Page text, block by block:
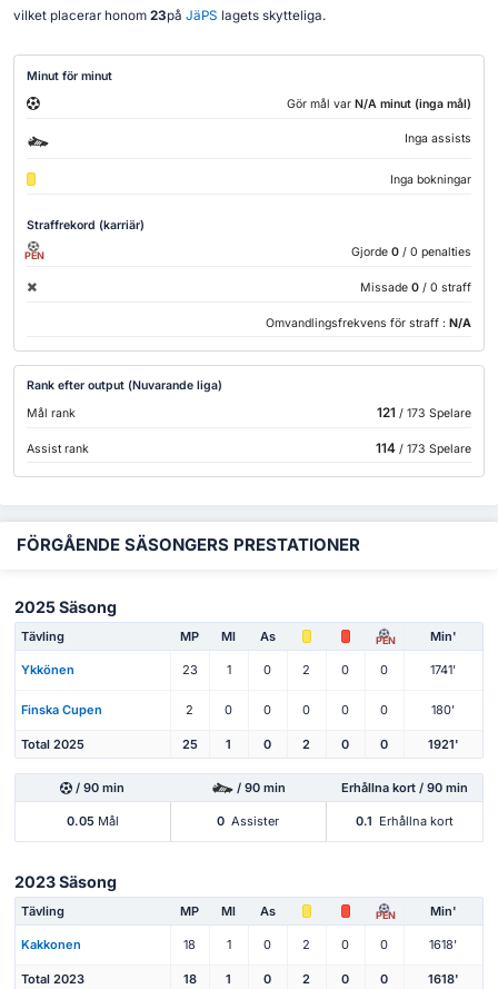
vilket placerar honom 23på JäPS lagets skytteliga.
Minut för minut
Gör mål var N/A minut (inga mål)
Inga assists
Inga bokningar
Straffrekord (karriär)
PEN Gjorde 0 / 0 penalties
Missade 0 / 0 straff
Omvandlingsfrekvens för straff : N/A
Rank efter output (Nuvarande liga)
Mål rank
121 / 173 Spelare
Assist rank 114/ 173 Spelare
FÖRGÅENDE SÄSONGERS PRESTATIONER
2025 Säsong
Tävling MP Ml As PEN Min'
Ykkönen 23 1 0 2 0 0 1741'
Finska Cupen 2 0 0 0 0 0 180'
Total 2025 25 1 0 2 0 0 1921'
/ 90 min / 90 min Erhållna kort / 90 min
0.05Mål 0 Assister 0.1 Erhållna kort
2023 Säsong
Tävling MP Ml As PEN Min'
Kakkonen 18 1 0 2 0 0 1618'
Total 2023 18 1 0 2 0 0 1618'